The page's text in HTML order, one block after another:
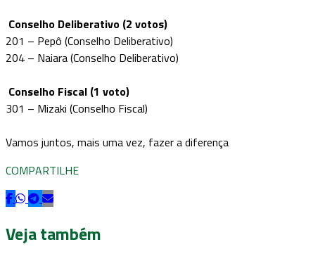
Conselho Deliberativo (2 votos)
201 – Pepô (Conselho Deliberativo)
204 – Naiara (Conselho Deliberativo)
Conselho Fiscal (1 voto)
301 – Mizaki (Conselho Fiscal)
Vamos juntos, mais uma vez, fazer a diferença
COMPARTILHE
Veja também